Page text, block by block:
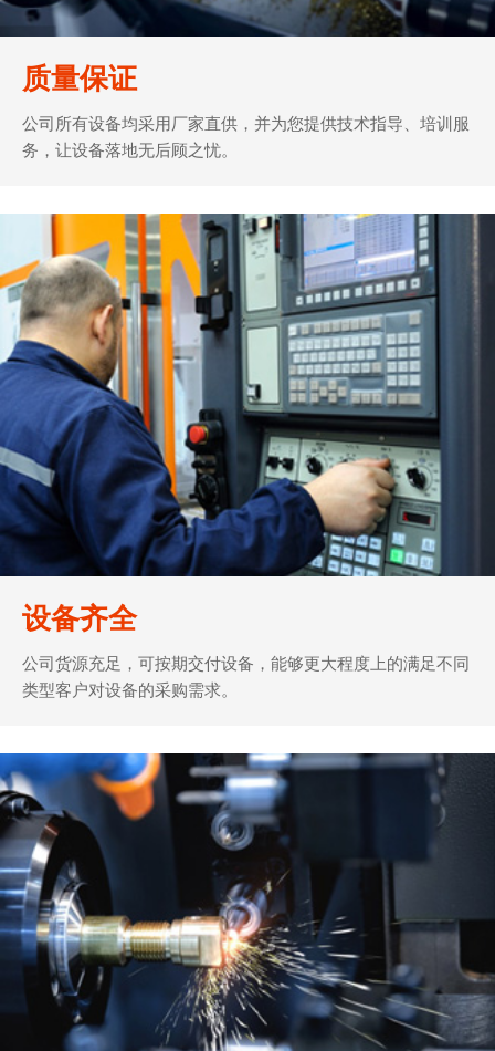
质量保证
公司所有设备均采用厂家直供，并为您提供技术指导、培训服
务，让设备落地无后顾之忧。
设备齐全
公司货源充足，可按期交付设备，能够更大程度上的满足不同
类型客户对设备的采购需求。